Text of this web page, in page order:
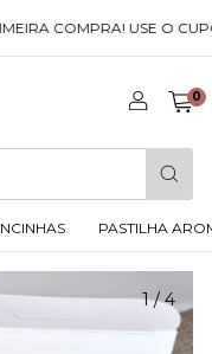
COMPRA! USE O
0
PASTILHA
1/4